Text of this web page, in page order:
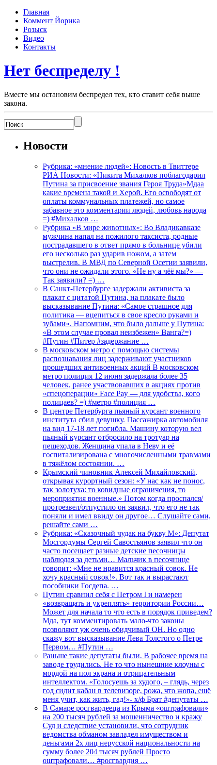
Главная
Коммент Йорика
Розыск
Видео
Контакты
Нет беспределу !
Вместе мы остановим беспредел тех, кто ставит себя выше
закона.
Новости
Рубрика: «мнение людей»: Новость в Твиттере
РИА Новости: «Никита Михалков поблагодарил
Путина за присвоение звания Героя Труда»Мдаа
какие времена такой и Херой. Его освободят от
оплаты коммунальных платежей, но самое
забавное это комментарии людей, любовь народа
=) #Михалков …
Рубрика «В мире животных»: Во Владикавказе
мужчина напал на пожилого таксиста, родные
пострадавшего в ответ прямо в больнице убили
его несколько раз ударив ножом, а затем
выстрелив. В МВД по Северной Осетии заявили,
что они не ожидали этого. «Не ну а чёё мы?» —
Так заявили? =) …
В Санкт-Петербурге задержали активиста за
плакат с цитатой Путина, на плакате было
высказывание Путина: «Самое страшное для
политика — вцепиться в свое кресло руками и
зубами». Напомним, что было дальше у Путина:
«В этом случае провал неизбежен» Ванга?=)
#Путин #Питер #задержание …
В московском метро с помощью системы
распознавания лиц задерживают участников
прошедших антивоенных акций В московском
метро полиция 12 июня задержала более 35
человек, ранее участвовавших в акциях против
«спецоперации» Face Pay — для удобства, кого
полицаев? =) #метро #полиция …
В центре Петербурга пьяный курсант военного
института сбил девушку. Пассажирка автомобиля
на вид 17-18 лет погибла. Машину которую вел
пьяный курсант отбросило на тротуар на
пешеходов. Женщина упала в Неву и её
госпитализирована с многочисленными травмами
в тяжёлом состоянии. …
Крымский чиновник Алексей Михайловский,
открывая курортный сезон: «У нас как не понос,
так золотуха: то ковидные ограничения, то
мероприятия военные.» Потом когда проспался/
протрезвел/отпустило он заявил, что его не так
поняли и имел ввиду он другое… Слушайте сами,
решайте сами …
Рубрика: «Сказочный чудак на букву М»: Депутат
Мосгордумы Сергей Савостьянов заявил что он
часто посещает разные детские песочницы
наблюдая за детьми… Мальчик в песочнице
говорит: «Мне не нравится красный совок. Не
хочу красный совок!». Вот так и вырастают
пособники Госдепа. …
Путин сравнил себя с Петром I и намерен
«возвращать и укреплять» территории России…
Может для начала то что есть в порядок приведем?
Мда, тут комментировать мало-что законы
позволяют уж очень обидчивый ОН. Но одно
скажу вот высказывание Лева Толстого о Петре
Первом… #Путин …
Раньше такие депутаты были. В рабочее время на
заводе трудились. Не то что нынешние клоуны с
мордой на пол экрана и отрицательным
интеллектом. «Голосуешь за худого, – глядь, через
год сидит кабан в телевизоре, рожа, что жопа, ещё
меня учит, как жить, гад!»- х/ф Брат #депутаты …
В Самаре росгвардееца из Крыма «оштрафовали»
на 200 тысяч рублей за мошенничество и кражу
Суд и следствие установили, что сотрудник
ведомства обманом завладел имуществом и
деньгами 2х лиц нерусской национальности на
сумму более 204 тысяч рублей Просто
оштрафовали… #росгвардия …